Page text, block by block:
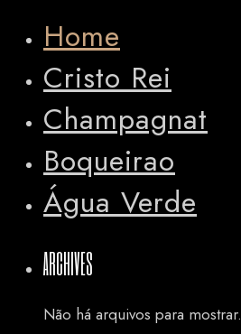
Home
Cristo Rei
Champagnat
Boqueirao
Água Verde
ARCHIVES
Não há arquivos para mostrar.